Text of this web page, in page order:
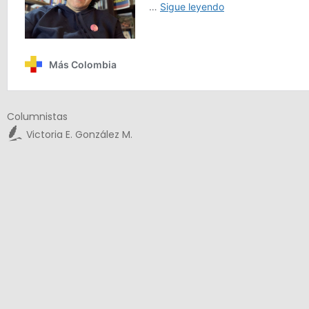
Columnistas
Victoria E. González M.